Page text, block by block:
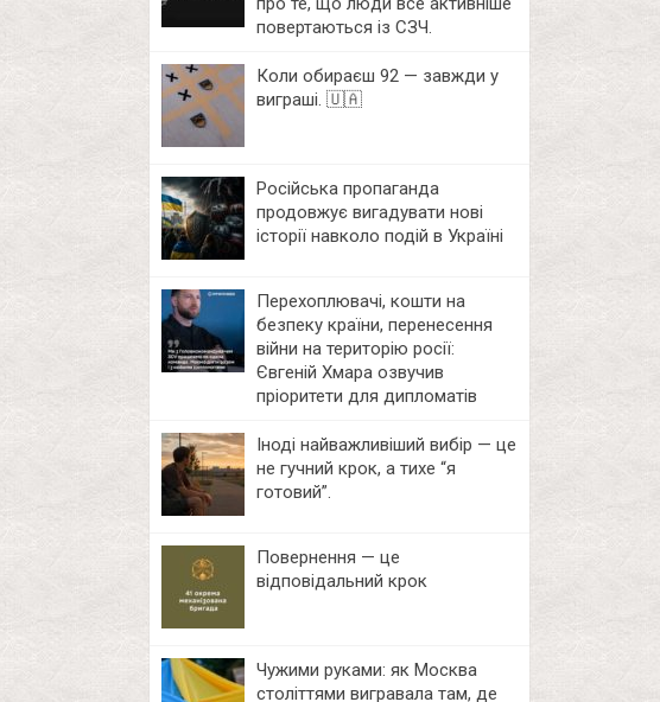
повертаються із СЗЧ.
Коли обираєш 92 — завжди у
виграші. 🇺🇦
Російська пропаганда
продовжує вигадувати нові
історії навколо подій в Україні
Перехоплювачі, кошти на
безпеку країни, перенесення
війни на територію росії:
Євгеній Хмара озвучив
пріоритети для дипломатів
Іноді найважливіший вибір — це
не гучний крок, а тихе “я
готовий”.
Повернення — це
відповідальний крок
Чужими руками: як Москва
століттями вигравала там, де